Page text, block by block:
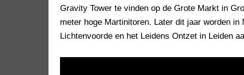
Gravity Tower te vinden op de Grote Markt in
meter hoge Martinitoren. Later dit jaar worden
Lichtenvoorde en het Leidens Ontzet in Leiden